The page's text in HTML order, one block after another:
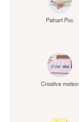
Palnart Poc
Creative motion